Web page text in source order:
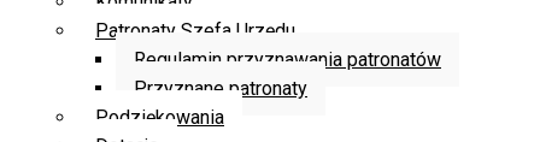
Patronaty Szefa Urzędu
Regulamin przyznawania patronatów
Przyznane patronaty
Podziękowania